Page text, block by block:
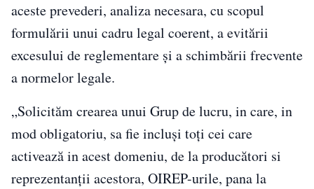
aceste prevederi, analiza necesara, cu scopul
formulării unui cadru legal coerent, a evitării
excesului de reglementare și a schimbării frecvente
a normelor legale.
„Solicităm crearea unui Grup de lucru, in care, in
mod obligatoriu, sa fie incluși toți cei care
activează in acest domeniu, de la producători si
reprezentanții acestora, OIREP-urile, pana la